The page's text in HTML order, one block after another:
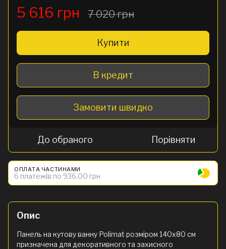
5 616 грн 7 020 грн
Купити
В кредит
Замовити швидко
До обраного Порівняти
ОПЛАТА ЧАСТИНАМИ
6 платежів по 936.00 грн
Опис
Панель на кутову ванну Polimat розміром 140х80 см
призначена для декоративного та захисного